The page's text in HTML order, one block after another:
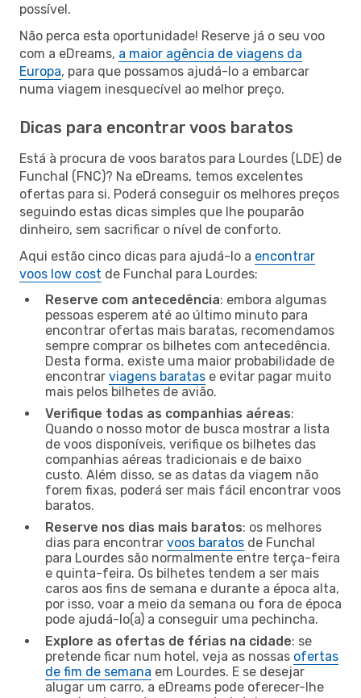
possível.
Não perca esta oportunidade! Reserve já o seu voo
com a eDreams, a maior agência de viagens da
Europa, para que possamos ajudá-lo a embarcar
numa viagem inesquecível ao melhor preço.
Dicas para encontrar voos baratos
Está à procura de voos baratos para Lourdes (LDE) de
Funchal (FNC)? Na eDreams, temos excelentes
ofertas para si. Poderá conseguir os melhores preços
seguindo estas dicas simples que lhe pouparão
dinheiro, sem sacrificar o nível de conforto.
Aqui estão cinco dicas para ajudá-lo a encontrar
voos low cost de Funchal para Lourdes:
Reserve com antecedência: embora algumas
pessoas esperem até ao último minuto para
encontrar ofertas mais baratas, recomendamos
sempre comprar os bilhetes com antecedência.
Desta forma, existe uma maior probabilidade de
encontrar viagens baratas e evitar pagar muito
mais pelos bilhetes de avião.
Verifique todas as companhias aéreas:
Quando o nosso motor de busca mostrar a lista
de voos disponíveis, verifique os bilhetes das
companhias aéreas tradicionais e de baixo
custo. Além disso, se as datas da viagem não
forem fixas, poderá ser mais fácil encontrar voos
baratos.
Reserve nos dias mais baratos: os melhores
dias para encontrar voos baratos de Funchal
para Lourdes são normalmente entre terça-feira
e quinta-feira. Os bilhetes tendem a ser mais
caros aos fins de semana e durante a época alta,
por isso, voar a meio da semana ou fora de época
pode ajudá-lo(a) a conseguir uma pechincha.
Explore as ofertas de férias na cidade: se
pretende ficar num hotel, veja as nossas ofertas
de fim de semana em Lourdes. E se desejar
alugar um carro, a eDreams pode oferecer-lhe